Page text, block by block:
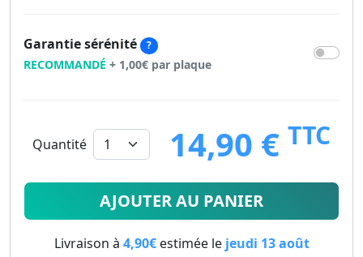
Garantie sérénité ?
RECOMMANDÉ + 1,00€ par plaque
Quantité 14,90 € TTC
14.9€
AJOUTER AU PANIER
Livraison à 4,90€estimée le jeudi 13 août